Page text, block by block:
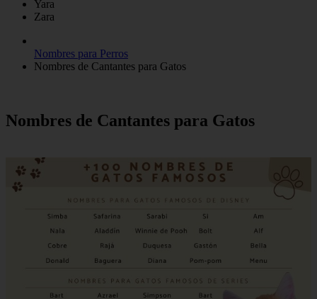
Yara
Zara
Nombres para Perros
Nombres de Cantantes para Gatos
Nombres de Cantantes para Gatos